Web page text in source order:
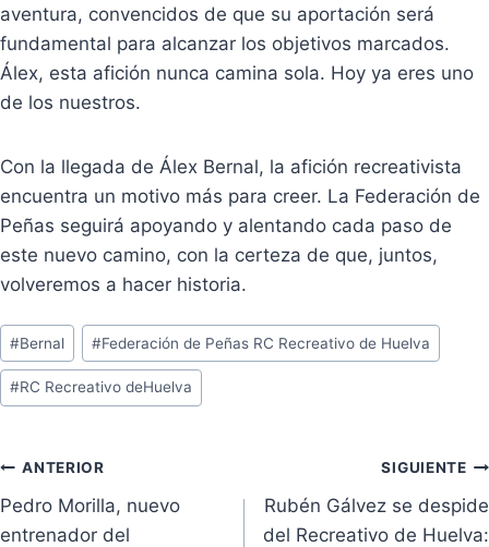
aventura, convencidos de que su aportación será
fundamental para alcanzar los objetivos marcados.
Álex, esta afición nunca camina sola. Hoy ya eres uno
de los nuestros.
Con la llegada de Álex Bernal, la afición recreativista
encuentra un motivo más para creer. La Federación de
Peñas seguirá apoyando y alentando cada paso de
este nuevo camino, con la certeza de que, juntos,
volveremos a hacer historia.
Etiquetas
de
la
#Bernal #Federación de Peñas RC Recreativo de Huelva
#RC Recreativo deHuelva
Navegación
de
ANTERIOR
Pedro Morilla, nuevo
entrenador del
SIGUIENTE
Rubén Gálvez se despide
del Recreativo de Huelva: